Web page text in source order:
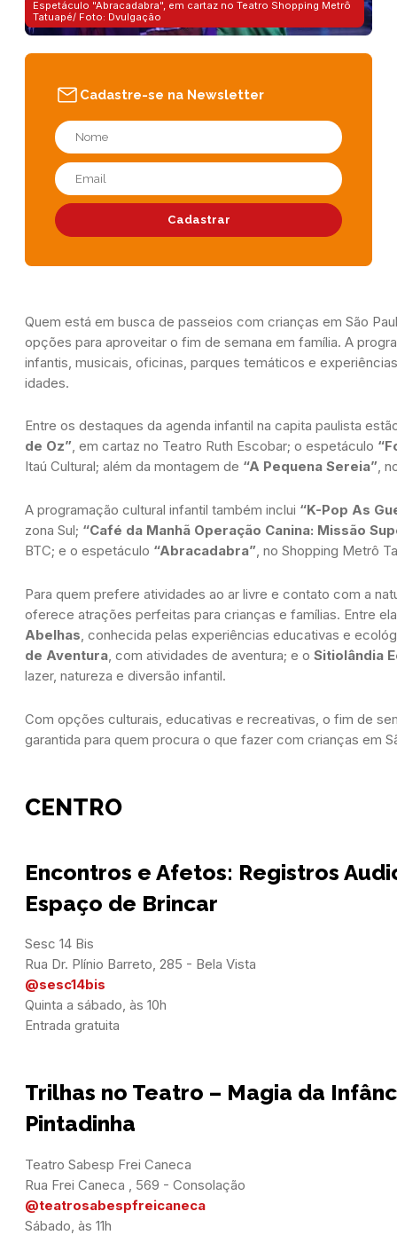
Espetáculo "Abracadabra", em cartaz no Teatro Shopping Metrô
Tatuapé/ Foto: Dvulgação
Cadastre-se na Newsletter
Quem está em busca de passeios com crianças em São
opções para aproveitar o fim de semana em família. A
infantis, musicais, oficinas, parques temáticos e
idades.
Entre os destaques da agenda infantil na capita paulista
de Oz”, em cartaz no Teatro Ruth Escobar; o espetáculo
Itaú Cultural; além da montagem de “A Pequena Sereia”,
A programação cultural infantil também inclui “K-Pop As
zona Sul; “Café da Manhã Operação Canina: Missão
BTC; e o espetáculo “Abracadabra”, no Shopping Metrô
Para quem prefere atividades ao ar livre e contato com a
oferece atrações perfeitas para crianças e famílias. Entre
Abelhas, conhecida pelas experiências educativas e
de Aventura, com atividades de aventura; e o Sitiolândia
lazer, natureza e diversão infantil.
Com opções culturais, educativas e recreativas, o fim de
garantida para quem procura o que fazer com crianças em
CENTRO
Encontros e Afetos: Registros
Espaço de Brincar
Sesc 14 Bis
@sesc14bis
Quinta a sábado, às 10h
Entrada gratuita
Trilhas no Teatro – Magia da
Pintadinha
Teatro Sabesp Frei Caneca
@teatrosabespfreicaneca
Sábado, às 11h